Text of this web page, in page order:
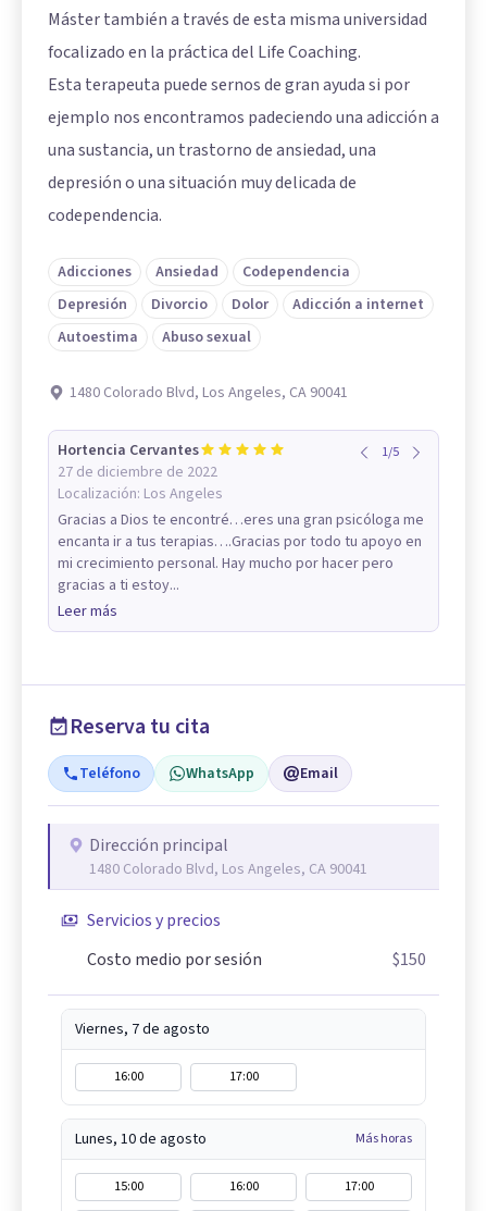
Máster también a través de esta misma universidad
focalizado en la práctica del Life Coaching.
Esta terapeuta puede sernos de gran ayuda si por
ejemplo nos encontramos padeciendo una adicción a
una sustancia, un trastorno de ansiedad, una
depresión o una situación muy delicada de
codependencia.
Adicciones Ansiedad
Codependencia
Depresión
Divorcio Dolor
Adicción a internet
Autoestima
Abuso sexual
1480 Colorado Blvd, Los Angeles, CA 90041
Hortencia Cervantes
27 de diciembre de 2022
Localización: Los Angeles
1/5
Gracias a Dios te encontré…eres una gran psicóloga me
encanta ir a tus terapias….Gracias por todo tu apoyo en
mi crecimiento personal. Hay mucho por hacer pero
gracias a ti estoy...
Leer más
Reserva tu cita
Teléfono WhatsApp Email
Dirección principal
1480 Colorado Blvd, Los Angeles, CA 90041
Servicios y precios
Costo medio por sesión
$150
Viernes, 7 de agosto
16:00 17:00
Lunes, 10 de agosto Más horas
15:00 16:00
17:00